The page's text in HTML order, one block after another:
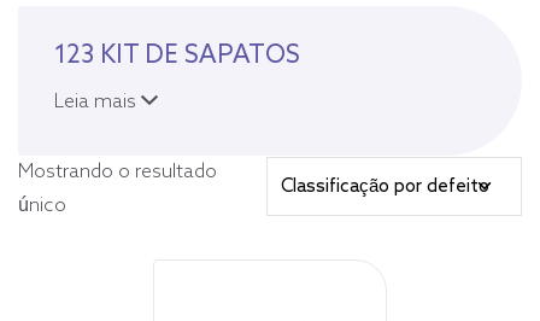
123 KIT DE SAPATOS
Leia mais
Mostrando o resultado
único